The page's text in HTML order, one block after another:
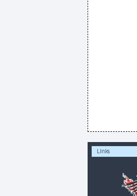
Links